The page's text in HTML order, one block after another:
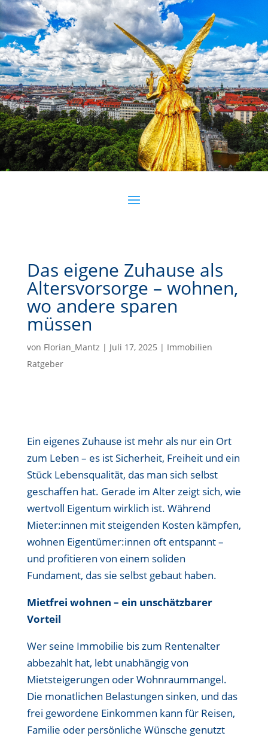
Das eigene Zuhause als
Altersvorsorge – wohnen,
wo andere sparen
müssen
von Florian_Mantz | Juli 17, 2025 | Immobilien
Ratgeber
Ein eigenes Zuhause ist mehr als nur ein Ort
zum Leben – es ist Sicherheit, Freiheit und ein
Stück Lebensqualität, das man sich selbst
geschaffen hat. Gerade im Alter zeigt sich, wie
wertvoll Eigentum wirklich ist. Während
Mieter:innen mit steigenden Kosten kämpfen,
wohnen Eigentümer:innen oft entspannt –
und profitieren von einem soliden
Fundament, das sie selbst gebaut haben.
Mietfrei wohnen – ein unschätzbarer
Vorteil
Wer seine Immobilie bis zum Rentenalter
abbezahlt hat, lebt unabhängig von
Mietsteigerungen oder Wohnraummangel.
Die monatlichen Belastungen sinken, und das
frei gewordene Einkommen kann für Reisen,
Familie oder persönliche Wünsche genutzt